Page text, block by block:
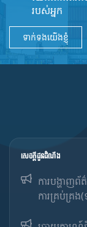
របស់អ្នក
ទាក់ទងយើងខ្ញុំ
សេចក្ដីជូនដំណឹង
ការបង្ហាញ
ការគ្រប់គ្រង